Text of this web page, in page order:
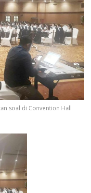
soal di Convention Hall